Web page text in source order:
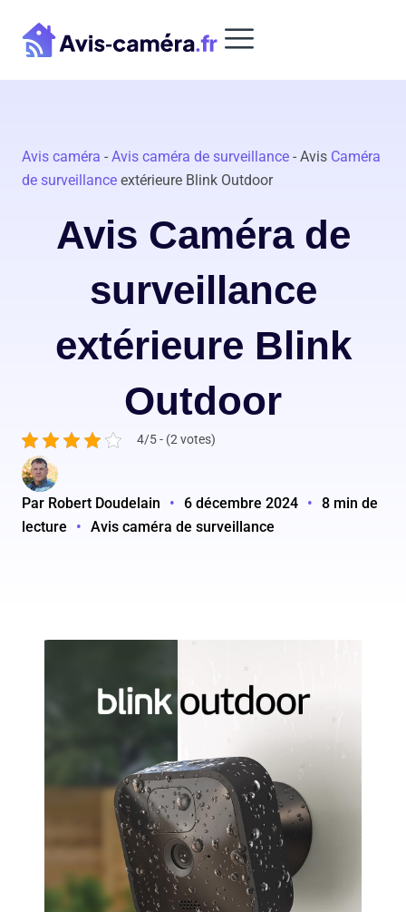
contenu
Avis caméra - Avis caméra de surveillance - Avis Caméra
de surveillance extérieure Blink Outdoor
Avis Caméra de
surveillance
extérieure Blink
Outdoor
4/5 - (2 votes)
Par Robert Doudelain • 6 décembre 2024 • 8 min de
lecture
• Avis caméra de surveillance